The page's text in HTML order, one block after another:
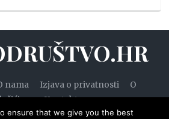
nama Izjava o privatnosti
O
Kontakt
ensure that we give you the best